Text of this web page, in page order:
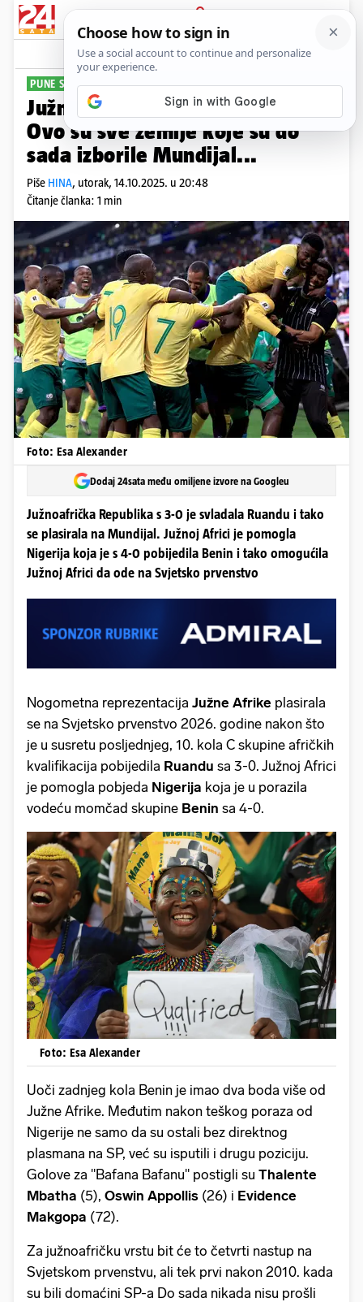
PRIJAVA
Sport Komentari
PUNE SE MJESTA
Južna Afrika plasirala se na SP!
Ovo su sve zemlje koje su do
sada izborile Mundijal...
Piše HINA, utorak, 14.10.2025. u 20:48
Čitanje članka: 1 min
Foto: Esa Alexander
Dodaj 24sata među omiljene izvore na Googleu
Južnoafrička Republika s 3-0 je svladala Ruandu i tako
se plasirala na Mundijal. Južnoj Africi je pomogla
Nigerija koja je s 4-0 pobijedila Benin i tako omogućila
Južnoj Africi da ode na Svjetsko prvenstvo
Nogometna reprezentacija Južne Afrike plasirala
se na Svjetsko prvenstvo 2026. godine nakon što
je u susretu posljednjeg, 10. kola C skupine afričkih
kvalifikacija pobijedila Ruandu sa 3-0. Južnoj Africi
je pomogla pobjeda Nigerija koja je u porazila
vodeću momčad skupine Benin sa 4-0.
Foto: Esa Alexander
Uoči zadnjeg kola Benin je imao dva boda više od
Južne Afrike. Međutim nakon teškog poraza od
Nigerije ne samo da su ostali bez direktnog
plasmana na SP, već su isputili i drugu poziciju.
Golove za "Bafana Bafanu" postigli su Thalente
Mbatha (5), Oswin Appollis (26) i Evidence
Makgopa (72).
Za južnoafričku vrstu bit će to četvrti nastup na
Svjetskom prvenstvu, ali tek prvi nakon 2010. kada
su bili domaćini SP-a Do sada nikada nisu prošli